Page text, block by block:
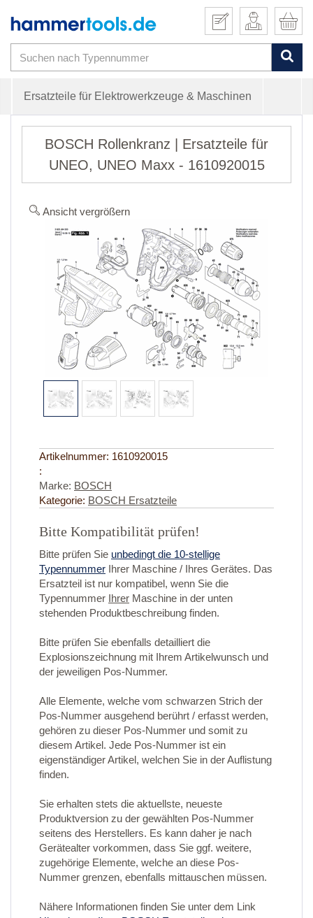
Ersatzteile für Elektrowerkzeuge & Maschinen
BOSCH Rollenkranz | Ersatzteile für
UNEO, UNEO Maxx - 1610920015
Ansicht vergrößern
Artikelnummer: 1610920015
:
Marke: BOSCH
Kategorie: BOSCH Ersatzteile
Bitte Kompatibilität prüfen!
Bitte prüfen Sie unbedingt die 10-stellige
Typennummer Ihrer Maschine / Ihres Gerätes. Das
Ersatzteil ist nur kompatibel, wenn Sie die
Typennummer Ihrer Maschine in der unten
stehenden Produktbeschreibung finden.
Bitte prüfen Sie ebenfalls detailliert die
Explosionszeichnung mit Ihrem Artikelwunsch und
der jeweiligen Pos-Nummer.
Alle Elemente, welche vom schwarzen Strich der
Pos-Nummer ausgehend berührt / erfasst werden,
gehören zu dieser Pos-Nummer und somit zu
diesem Artikel. Jede Pos-Nummer ist ein
eigenständiger Artikel, welchen Sie in der Auflistung
finden.
Sie erhalten stets die aktuellste, neueste
Produktversion zu der gewählten Pos-Nummer
seitens des Herstellers. Es kann daher je nach
Gerätealter vorkommen, dass Sie ggf. weitere,
zugehörige Elemente, welche an diese Pos-
Nummer grenzen, ebenfalls mittauschen müssen.
Nähere Informationen finden Sie unter dem Link